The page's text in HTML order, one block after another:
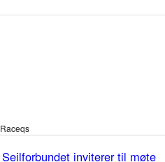
Raceqs
Seilforbundet inviterer til møte